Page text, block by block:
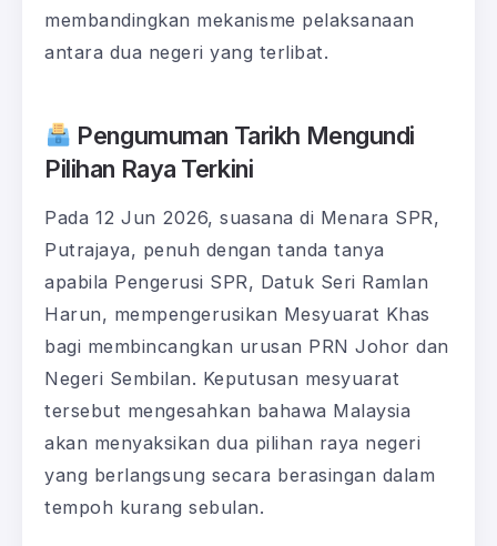
membandingkan mekanisme pelaksanaan
antara dua negeri yang terlibat.
Pengumuman Tarikh Mengundi
Pilihan Raya Terkini
Pada 12 Jun 2026, suasana di Menara SPR,
Putrajaya, penuh dengan tanda tanya
apabila Pengerusi SPR, Datuk Seri Ramlan
Harun, mempengerusikan Mesyuarat Khas
bagi membincangkan urusan PRN Johor dan
Negeri Sembilan. Keputusan mesyuarat
tersebut mengesahkan bahawa Malaysia
akan menyaksikan dua pilihan raya negeri
yang berlangsung secara berasingan dalam
tempoh kurang sebulan.